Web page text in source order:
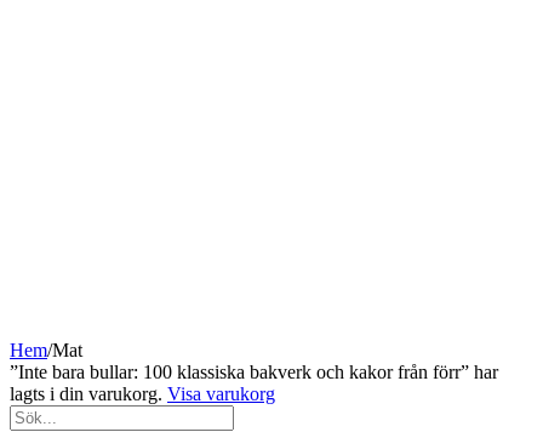
Hem/Mat
”Inte bara bullar: 100 klassiska bakverk och kakor från förr” har
lagts i din varukorg. Visa varukorg